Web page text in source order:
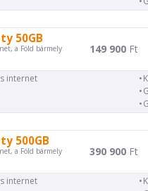
50GB
a Föld bármely
149 900Ft
internet
500GB
a Föld bármely
390 900Ft
internet